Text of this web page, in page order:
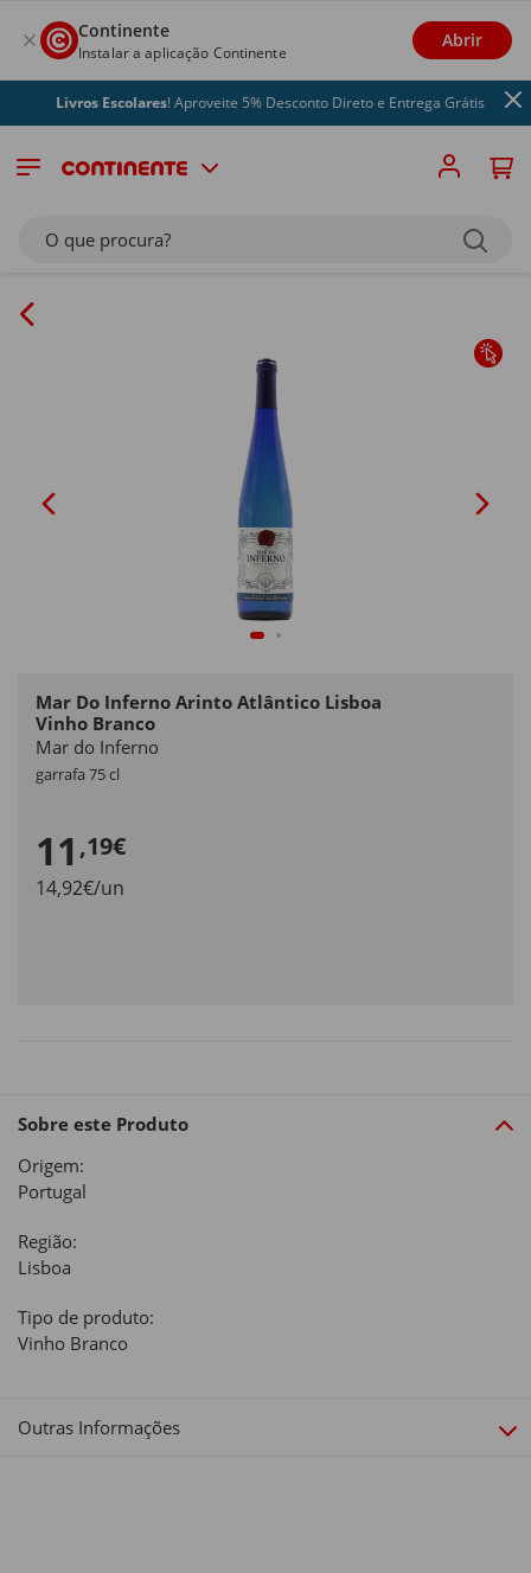
Continente
Instalar a aplicação Continente
Abrir
Livros Escolares! Aproveite 5% Desconto Direto e Entrega Grátis
O que procura?
Mar Do Inferno Arinto Atlântico Lisboa
Vinho Branco
Mar do Inferno
garrafa 75 cl
11 ,19€
14,92€/un
Sobre este Produto
Origem:
Portugal
Região:
Lisboa
Tipo de produto:
Vinho Branco
Outras Informações